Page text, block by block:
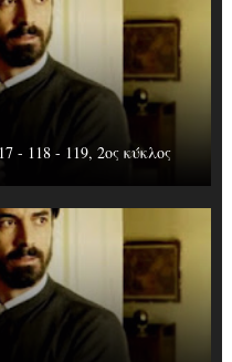
- 118 - 119, 2ος κύκλος